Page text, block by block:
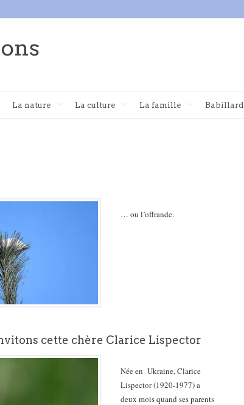
La nature La culture La famille Babillard
… ou l’offrande.
cette chère Clarice Lispector
Née en Ukraine, Clarice
Lispector (1920-1977) a
deux mois quand ses parents